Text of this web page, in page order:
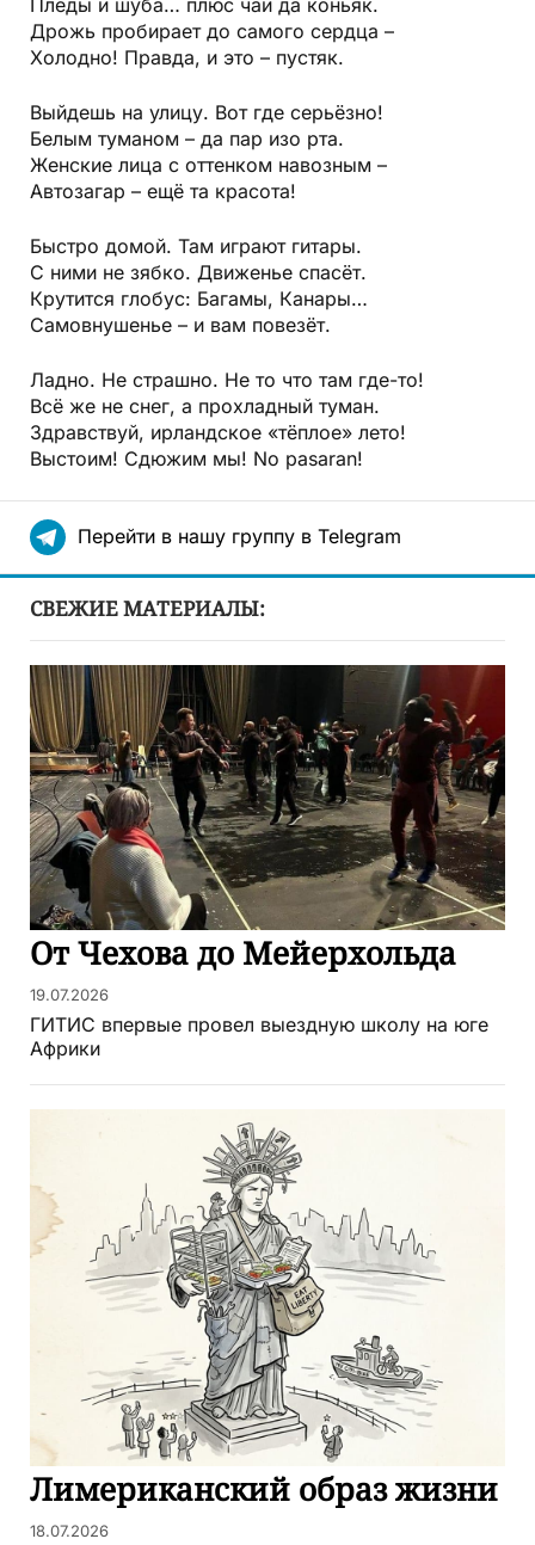
Пледы и шуба… плюс чай да коньяк.
Дрожь пробирает до самого сердца –
Холодно! Правда, и это – пустяк.
Выйдешь на улицу. Вот где серьёзно!
Белым туманом – да пар изо рта.
Женские лица с оттенком навозным –
Автозагар – ещё та красота!
Быстро домой. Там играют гитары.
С ними не зябко. Движенье спасёт.
Крутится глобус: Багамы, Канары…
Самовнушенье – и вам повезёт.
Ладно. Не страшно. Не то что там где-то!
Всё же не снег, а прохладный туман.
Здравствуй, ирландское «тёплое» лето!
Выстоим! Сдюжим мы! No pasaran!
Перейти в нашу группу в Telegram
СВЕЖИЕ МАТЕРИАЛЫ:
От Чехова до Мейерхольда
19.07.2026
ГИТИС впервые провел выездную школу на юге
Африки
Лимериканский образ жизни
18.07.2026